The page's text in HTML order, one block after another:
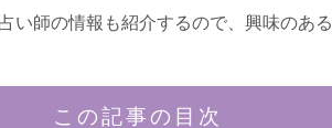
い師の情報も紹介するので、興味のあ
この記事の目次